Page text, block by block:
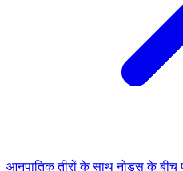
आनुपातिक तीरों के साथ नोड्स के बीच